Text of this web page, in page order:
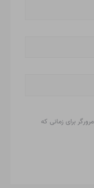
برای زمانی که